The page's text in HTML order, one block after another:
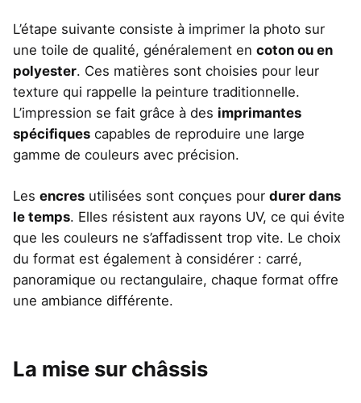
L’étape suivante consiste à imprimer la photo sur
une toile de qualité, généralement en coton ou en
polyester. Ces matières sont choisies pour leur
texture qui rappelle la peinture traditionnelle.
L’impression se fait grâce à des imprimantes
spécifiques capables de reproduire une large
gamme de couleurs avec précision.
Les encres utilisées sont conçues pour durer dans
le temps. Elles résistent aux rayons UV, ce qui évite
que les couleurs ne s’affadissent trop vite. Le choix
du format est également à considérer : carré,
panoramique ou rectangulaire, chaque format offre
une ambiance différente.
La mise sur châssis